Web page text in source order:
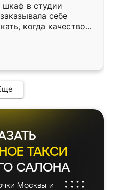
шкаф в студии
себе
когда качеством
кухня уже почти
ТАКСИ
САЛОНА
Москвы и